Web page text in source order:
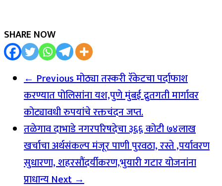
SHARE NOW
← Previousमोठ्या तस्करी रॅकेटचा पर्दाफाश
करण्यात पोलिसांना यश,पुणे मुंबई द्रुतगती मार्गावर
कोट्यावधी रुपयांचे रक्तचंदन जप्त.
तळेगाव दाभाडे नगरपरिषदेचा ३६६ कोटी ७४लाख
खर्चाचा अर्थसंकल्प मंजूर पाणी पुरवठा, रस्ते ,पर्यावरण
सुधारणा, शहरसौंदर्यीकरण,भुयारी गटार योजनांना
प्राधान्यNext →